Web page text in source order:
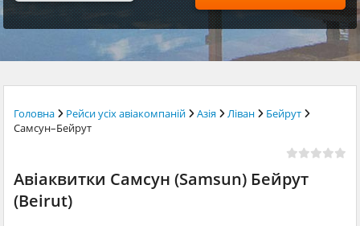
Головна Рейси усіх авіакомпаній Азія Ліван
Бейрут
Самсун–Бейрут
Авіаквитки Самсун (Samsun) Бейрут
(Beirut)